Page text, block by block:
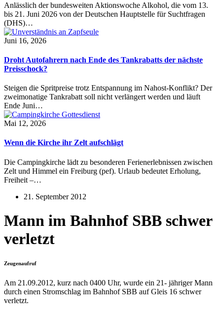
Anlässlich der bundesweiten Aktionswoche Alkohol, die vom 13.
bis 21. Juni 2026 von der Deutschen Hauptstelle für Suchtfragen
(DHS)…
Juni 16, 2026
Droht Autofahrern nach Ende des Tankrabatts der nächste
Preisschock?
Steigen die Spritpreise trotz Entspannung im Nahost-Konflikt? Der
zweimonatige Tankrabatt soll nicht verlängert werden und läuft
Ende Juni…
Mai 12, 2026
Wenn die Kirche ihr Zelt aufschlägt
Die Campingkirche lädt zu besonderen Ferienerlebnissen zwischen
Zelt und Himmel ein Freiburg (pef). Urlaub bedeutet Erholung,
Freiheit –…
21. September 2012
Mann im Bahnhof SBB schwer
verletzt
Zeugenaufruf
Am 21.09.2012, kurz nach 0400 Uhr, wurde ein 21- jähriger Mann
durch einen Stromschlag im Bahnhof SBB auf Gleis 16 schwer
verletzt.